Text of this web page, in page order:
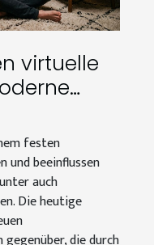
virtuelle
festen
und beeinflussen
auch
Die heutige
die durch